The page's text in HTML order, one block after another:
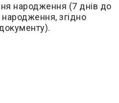
народження (7 днів до
народження, згідно